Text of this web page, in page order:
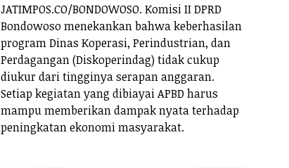
JATIMPOS.CO/BONDOWOSO. Komisi II DPRD
Bondowoso menekankan bahwa keberhasilan
program Dinas Koperasi, Perindustrian, dan
Perdagangan (Diskoperindag) tidak cukup
diukur dari tingginya serapan anggaran.
Setiap kegiatan yang dibiayai APBD harus
mampu memberikan dampak nyata terhadap
peningkatan ekonomi masyarakat.